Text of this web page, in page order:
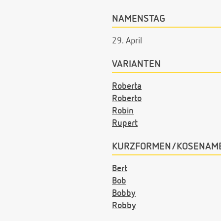
NAMENSTAG
29. April
VARIANTEN
Roberta
Roberto
Robin
Rupert
KURZFORMEN/
Bert
Bob
Bobby
Robby